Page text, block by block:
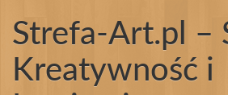
treściStrefa-Art.pl –
Kreatywność i